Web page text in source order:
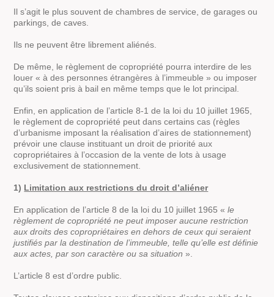
Il s’agit le plus souvent de chambres de service, de garages ou
parkings, de caves.
Ils ne peuvent être librement aliénés.
De même, le règlement de copropriété pourra interdire de les
louer « à des personnes étrangères à l’immeuble » ou imposer
qu’ils soient pris à bail en même temps que le lot principal.
Enfin, en application de l’article 8-1 de la loi du 10 juillet 1965,
le règlement de copropriété peut dans certains cas (règles
d’urbanisme imposant la réalisation d’aires de stationnement)
prévoir une clause instituant un droit de priorité aux
copropriétaires à l’occasion de la vente de lots à usage
exclusivement de stationnement.
1) Limitation aux restrictions du droit d’aliéner
En application de l’article 8 de la loi du 10 juillet 1965 «le
règlement de copropriété ne peut imposer aucune restriction
aux droits des copropriétaires en dehors de ceux qui seraient
justifiés par la destination de l’immeuble, telle qu’elle est définie
aux actes, par son caractère ou sa situation».
L’article 8 est d’ordre public.